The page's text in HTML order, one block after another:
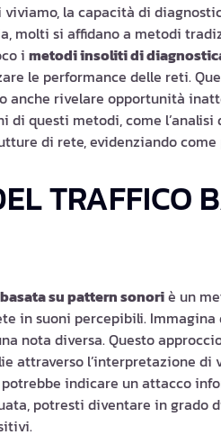
viviamo, la capacità di
molti si affidano a metodi
i metodi insoliti di
le performance delle reti.
anche rivelare opportunità
di questi metodi, come
di rete, evidenziando
TRAFFICO
su pattern sonoriè un
in suoni percepibili.
nota diversa. Questo
attraverso l’interpretazione di
indicare un attacco
potresti diventare in grado